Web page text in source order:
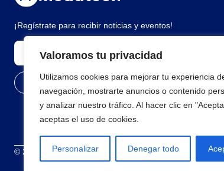
Valoramos tu privacidad
Utilizamos cookies para mejorar tu experiencia
navegación, mostrarte anuncios o contenido
y analizar nuestro tráfico. Al hacer clic en
aceptas el uso de cookies.
Personalizar Denegar todo
¡Regístrate para recibir noticias y eventos!
© 2026 Todos los derechos reservados Términos y